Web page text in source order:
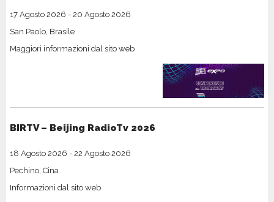
17 Agosto 2026 - 20 Agosto 2026
San Paolo, Brasile
Maggiori informazioni dal sito web
BIRTV – Beijing RadioTv 2026
18 Agosto 2026 - 22 Agosto 2026
Pechino, Cina
Informazioni dal sito web